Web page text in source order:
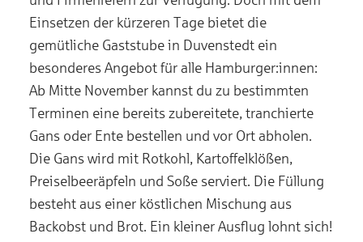
Einsetzen der kürzeren Tage bietet die
gemütliche Gaststube in Duvenstedt ein
besonderes Angebot für alle Hamburger:innen:
Ab Mitte November kannst du zu bestimmten
Terminen eine bereits zubereitete, tranchierte
Gans oder Ente bestellen und vor Ort abholen.
Die Gans wird mit Rotkohl, Kartoffelklößen,
Preiselbeeräpfeln und Soße serviert. Die Füllung
besteht aus einer köstlichen Mischung aus
Backobst und Brot. Ein kleiner Ausflug lohnt sich!